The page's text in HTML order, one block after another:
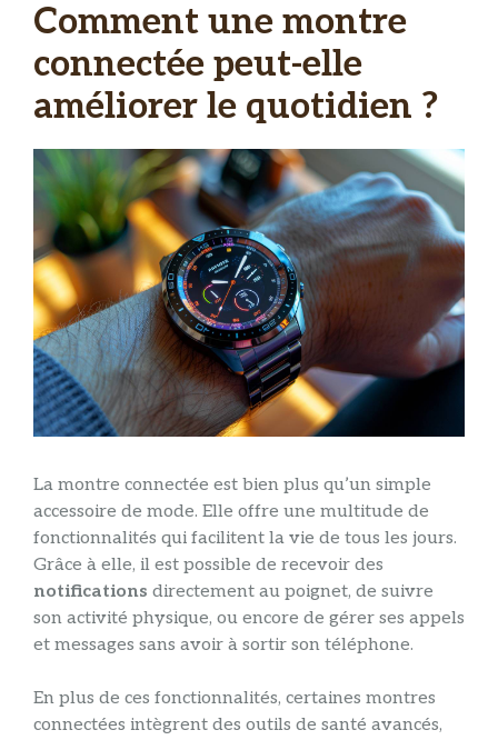
Comment une montre
connectée peut-elle
améliorer le quotidien ?
La montre connectée est bien plus qu’un simple
accessoire de mode. Elle offre une multitude de
fonctionnalités qui facilitent la vie de tous les jours.
Grâce à elle, il est possible de recevoir des
notifications directement au poignet, de suivre
son activité physique, ou encore de gérer ses appels
et messages sans avoir à sortir son téléphone.
En plus de ces fonctionnalités, certaines montres
connectées intègrent des outils de santé avancés,